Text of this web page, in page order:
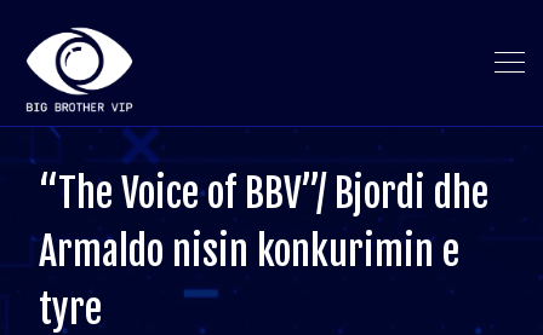
“The Voice of BBV”/ Bjordi dhe
Armaldo nisin konkurimin e
tyre